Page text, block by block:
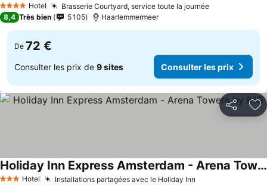
4 Étoiles Hotel Brasserie Courtyard, service toute la journée
8,4 Très bien 5 105 Haarlemmermeer
De 72 €
Consulter les prix de 9 sites Consulter les prix
Partager
3 ÉtoilesHotel Installations partagées avec le Holiday Inn
Holiday Inn Express Amsterdam - Arena Towers by IHG